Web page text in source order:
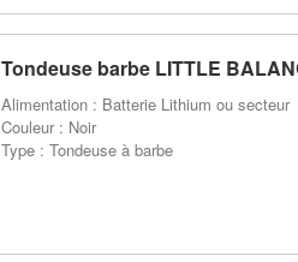
Tondeuse barbe LITTLE
Alimentation : Batterie Lithium ou secteur
Couleur : Noir
Type : Tondeuse à barbe